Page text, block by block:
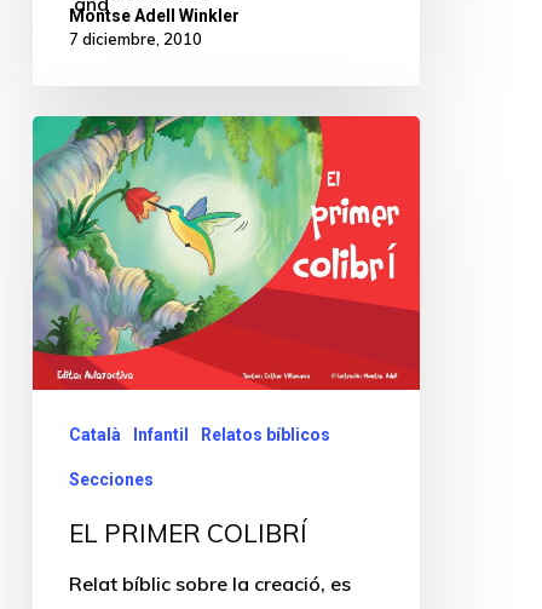
Montse Adell Winkler
7 diciembre, 2010
Català Infantil Relatos bíblicos
Secciones
EL PRIMER COLIBRÍ
Relat bíblic sobre la creació, es